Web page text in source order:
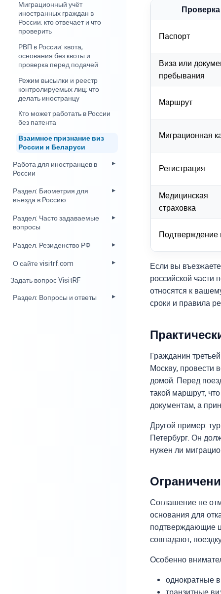
Миграционный учёт
иностранных граждан в
России: кто отвечает и что
проверить
РВП в России: квота,
основания без квоты и
проверка перед подачей
Режим высылки и реестр
контролируемых лиц: что
делать иностранцу
Кто может работать в России
без патента
Взаимное признание виз
России и Беларуси
Работа для иностранцев в
России
Раздел: Биометрия для
въезда в Россию
Раздел: Часто задаваемые
вопросы
Раздел: Резиденство РФ
О сайте visitrf.com
Задать вопрос VisitRF
Раздел: Вопросы и ответы
Проверка
Паспорт
Виза или
пребывания
Маршрут
Миграционная
Регистрация
Медицинская
страховка
Подтверждение
Если вы
российской части
относятся к
сроки и правила
Гражданин
Москву, провести
домой. Перед
такой маршрут,
документам, а
Другой пример:
Петербург. Он
нужен ли
Соглашение не
основания для
подтверждающие
совпадают,
Особенно
однократные